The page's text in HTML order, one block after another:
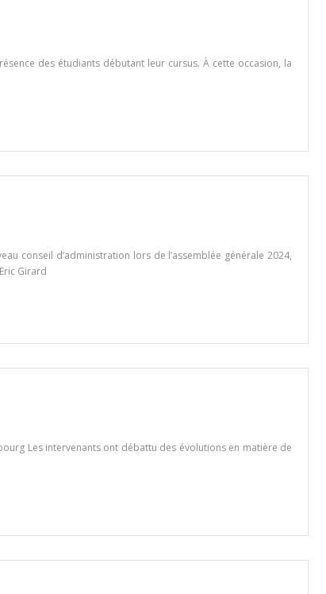
des étudiants débutant leur cursus. À cette occasion, la
conseil d’administration lors de l’assemblée générale 2024,
Girard
Les intervenants ont débattu des évolutions en matière de